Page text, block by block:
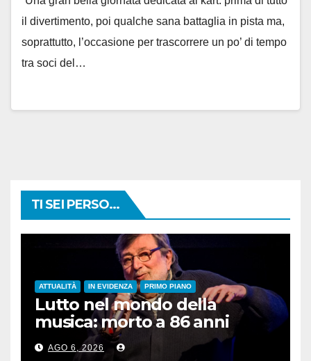
il divertimento, poi qualche sana battaglia in pista ma,
soprattutto, l’occasione per trascorrere un po’ di tempo
tra soci del…
TI SEI PERSO...
ATTUALITÀ IN EVIDENZA PRIMO PIANO
Lutto nel mondo della
musica: morto a 86 anni
Francesco Guccini
AGO 6, 2026